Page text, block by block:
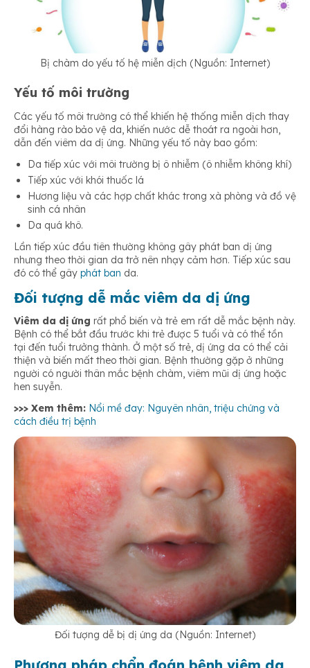
Bị chàm do yếu tố hệ miễn dịch (Nguồn: Internet)
Yếu tố môi trường
Các yếu tố môi trường có thể khiến hệ thống miễn dịch thay
đổi hàng rào bảo vệ da, khiến nước dễ thoát ra ngoài hơn,
dẫn đến viêm da dị ứng. Những yếu tố này bao gồm:
Da tiếp xúc với môi trường bị ô nhiễm (ô nhiễm không khí)
Tiếp xúc với khói thuốc lá
Hương liệu và các hợp chất khác trong xà phòng và đồ vệ
sinh cá nhân
Da quá khô.
Lần tiếp xúc đầu tiên thường không gây phát ban dị ứng
nhưng theo thời gian da trở nên nhạy cảm hơn. Tiếp xúc sau
đó có thể gây phát ban da.
Đối tượng dễ mắc viêm da dị ứng
Viêm da dị ứng rất phổ biến và trẻ em rất dễ mắc bệnh này.
Bệnh có thể bắt đầu trước khi trẻ được 5 tuổi và có thể tồn
tại đến tuổi trưởng thành. Ở một số trẻ, dị ứng da có thể cải
thiện và biến mất theo thời gian. Bệnh thường gặp ở những
người có người thân mắc bệnh chàm, viêm mũi dị ứng hoặc
hen suyễn.
>>> Xem thêm: Nổi mề đay: Nguyên nhân, triệu chứng và
cách điều trị bệnh
Đối tượng dễ bị dị ứng da (Nguồn: Internet)